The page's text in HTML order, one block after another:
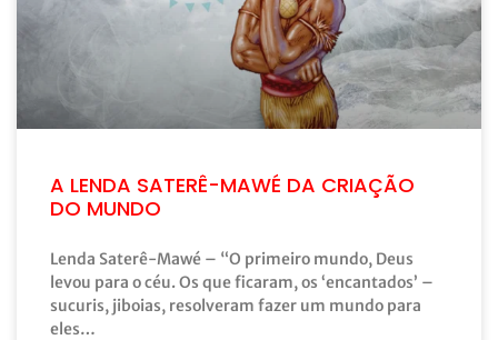
A LENDA SATERÊ-MAWÉ DA CRIAÇÃO
DO MUNDO
Lenda Saterê-Mawé – “O primeiro mundo, Deus
levou para o céu. Os que ficaram, os ‘encantados’ –
sucuris, jiboias, resolveram fazer um mundo para
eles…